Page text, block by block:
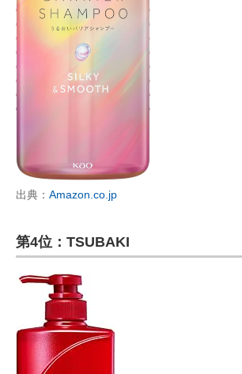
出典： Amazon.co.jp
第4位：TSUBAKI